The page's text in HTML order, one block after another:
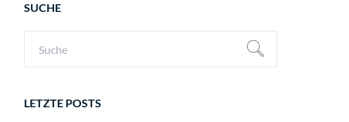
SUCHE
LETZTE POSTS